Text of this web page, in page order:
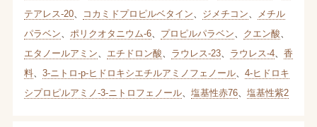
テアレス-20、 コカミドプロピルベタイン ジメチコン
メチル
パラベン
ポリクオタニウム-6、 プロピルパラベン クエン酸
エタノールアミン
エチドロン酸 ラウレス-23、 ラウレス-4、 香
料、 3-ニトロ-p-ヒドロキシエチルアミノフェノール、 4-ヒドロキ
シプロピルアミノ-3-ニトロフェノール、 塩基性赤76、 塩基性紫2